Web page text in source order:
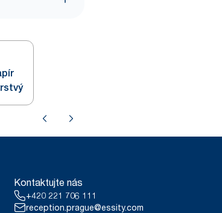
Kontaktujte nás
+420 221 706 111
reception.prague@essity.com